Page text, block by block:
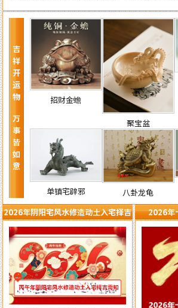
吉祥开运物 万事皆如意 招财金蟾
聚宝盆
单镇宅辟邪 八卦龙龟
2026年阴阳宅风水修造动土入宅择吉
需知
2026年